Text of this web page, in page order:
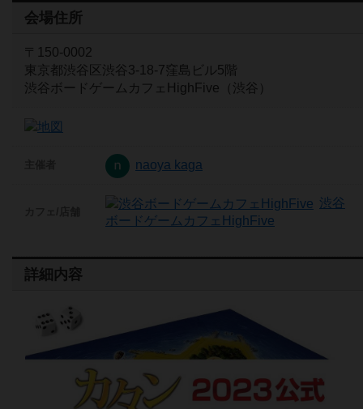
会場住所
〒150-0002
東京都渋谷区渋谷3-18-7窪島ビル5階
渋谷ボードゲームカフェHighFive（渋谷）
naoya kaga
渋谷
ボードゲームカフェHighFive
詳細内容